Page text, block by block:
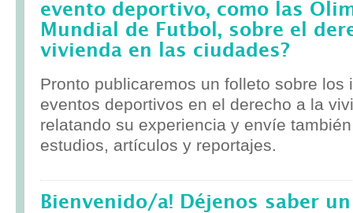
evento deportivo, como las
Mundial de Futbol, sobre el
vivienda en las ciudades?
Pronto publicaremos un folleto sobre los
eventos deportivos en el derecho a la
relatando su experiencia y envíe
estudios, artículos y reportajes.
Bienvenido/a! Déjenos saber